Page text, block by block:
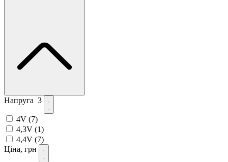
Напруга 3
4V (7)
4,3V (1)
4,4V (7)
Ціна, грн